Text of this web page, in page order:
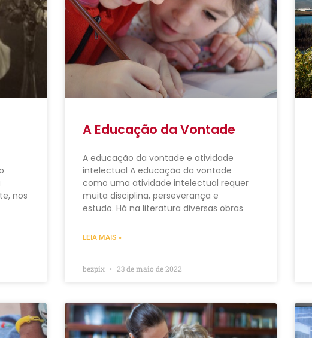
nos
A Educação da Vontade
A educação da vontade e atividade
intelectual A educação da vontade
como uma atividade intelectual requer
muita disciplina, perseverança e
estudo. Há na literatura diversas obras
LEIA MAIS »
bezpix 23 de maio de 2022